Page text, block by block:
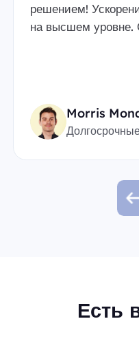
решением!
на высшем уровне.
Morris
Есть